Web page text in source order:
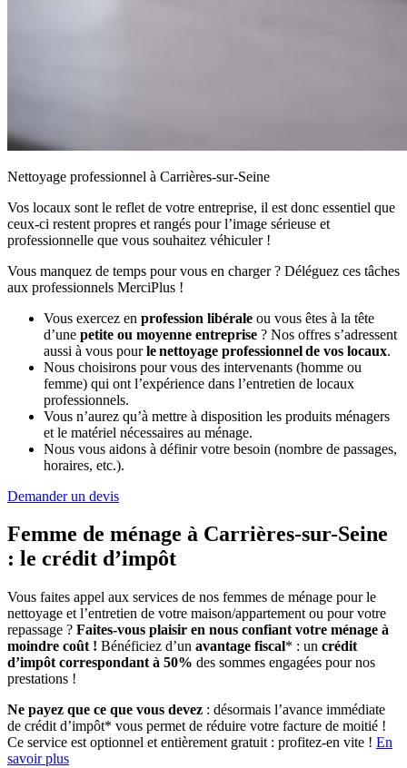
Nettoyage professionnel à Carrières-sur-Seine
Vos locaux sont le reflet de votre entreprise, il est donc essentiel que
ceux-ci restent propres et rangés pour l’image sérieuse et
professionnelle que vous souhaitez véhiculer !
Vous manquez de temps pour vous en charger ? Déléguez ces tâches
aux professionnels MerciPlus !
Vous exercez en profession libérale ou vous êtes à la tête
d’une petite ou moyenne entreprise ? Nos offres s’adressent
aussi à vous pourle nettoyage professionnel de vos locaux.
Nous choisirons pour vous des intervenants (homme ou
femme) qui ont l’expérience dans l’entretien de locaux
professionnels.
Vous n’aurez qu’à mettre à disposition les produits ménagers
et le matériel nécessaires au ménage.
Nous vous aidons à définir votre besoin (nombre de passages,
horaires, etc.).
Demander un devis
Femme de ménage à Carrières-sur-Seine
: le crédit d’impôt
Vous faites appel aux services de nos femmes de ménage pour le
nettoyage et l’entretien de votre maison/appartement ou pour votre
repassage ? Faites-vous plaisir en nous confiant votre ménage à
moindre coût ! Bénéficiez d’un avantage fiscal* : un crédit
d’impôt correspondant à 50% des sommes engagées pour nos
prestations !
Ne payez que ce que vous devez : désormais l’avance immédiate
de crédit d’impôt* vous permet de réduire votre facture de moitié !
Ce service est optionnel et entièrement gratuit : profitez-en vite ! En
savoir plus